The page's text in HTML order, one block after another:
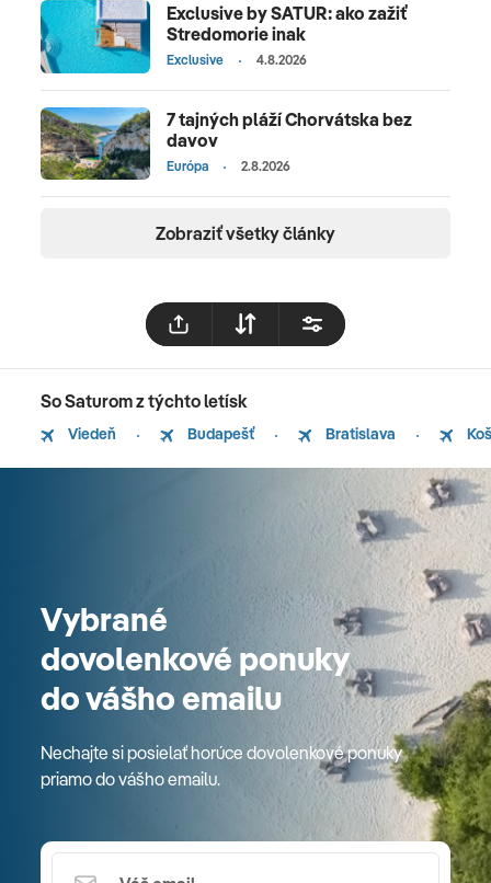
Exclusive by SATUR: ako zažiť
Stredomorie inak
Exclusive 4.8.2026
7 tajných pláží Chorvátska bez
davov
Európa 2.8.2026
Zobraziť všetky články
So Saturom z týchto letísk
Viedeň Budapešť Bratislava
Vybrané
dovolenkové ponuky
do vášho emailu
Nechajte si posielať horúce dovolenkové ponuky
priamo do vášho emailu.